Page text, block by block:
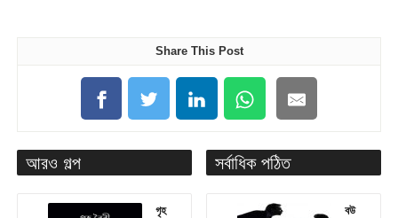
Share This Post
আরও গল্প
গৃহ
সর্বাধিক পঠিত
বউ